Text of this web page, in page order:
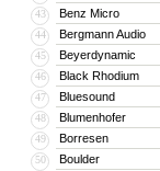
43 Benz Micro
44 Bergmann Audio
45 Beyerdynamic
46 Black Rhodium
47 Bluesound
48 Blumenhofer
49 Borresen
50 Boulder